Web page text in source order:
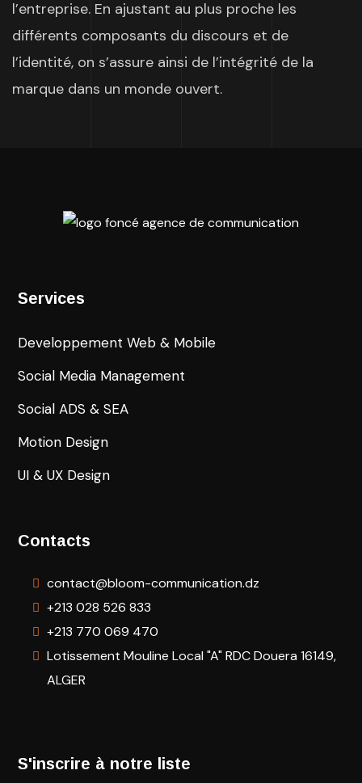
l’entreprise. En ajustant au plus proche les
différents composants du discours et de
l’identité, on s’assure ainsi de l’intégrité de la
marque dans un monde ouvert.
Services
Developpement Web & Mobile
Social Media Management
Social ADS & SEA
Motion Design
UI & UX Design
Contacts
contact@bloom-communication.dz
+213 028 526 833
+213 770 069 470
Lotissement Mouline Local "A" RDC Douera 16149,
ALGER
S'inscrire à notre liste